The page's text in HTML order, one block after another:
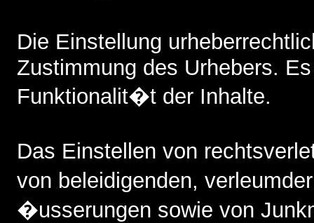
Die Einstellung
Zustimmung des Urhebers.
Funktionalit�t der Inhalte.
Das Einstellen von
von beleidigenden,
�usserungen sowie von